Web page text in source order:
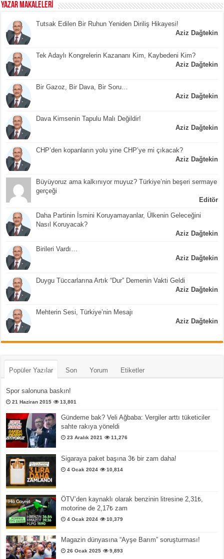
YAZAR MAKALELERİ
Tutsak Edilen Bir Ruhun Yeniden Diriliş Hikayesi!
Aziz Dağtekin
Tek Adaylı Kongrelerin Kazananı Kim, Kaybedeni Kim?
Aziz Dağtekin
Bir Gazoz, Bir Dava, Bir Soru…
Aziz Dağtekin
Dava Kimsenin Tapulu Malı Değildir!
Aziz Dağtekin
CHP’den kopanların yolu yine CHP’ye mi çıkacak?
Aziz Dağtekin
Büyüyoruz ama kalkınıyor muyuz? Türkiye’nin beşeri sermaye
gerçeği
Editör
Daha Partinin İsmini Koruyamayanlar, Ülkenin Geleceğini
Nasıl Koruyacak?
Aziz Dağtekin
Birileri Vardı…
Aziz Dağtekin
Duygu Tüccarlarına Artık “Dur” Demenin Vakti Geldi
Aziz Dağtekin
Mehterin Sesi, Türkiye’nin Mesajı
Aziz Dağtekin
Popüler Yazılar Son Yorum Etiketler
Spor salonuna baskın!
21 Haziran 2015 13,801
Gündeme bak? Veli Ağbaba: Vergiler arttı tüketiciler
sahte rakıya yöneldi
23 Aralık 2021 11,276
Sigaraya paket başına 3₺ bir zam daha!
4 Ocak 2024 10,814
ÖTV’den kaynaklı olarak benzinin litresine 2,31₺,
motorine de 2,17₺ zam
4 Ocak 2024 10,379
Magazin dünyasına “Ayşe Barım” soruşturması!
26 Ocak 2025 9,893